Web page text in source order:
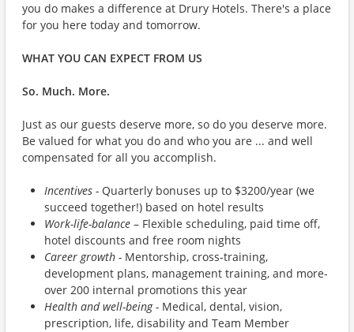
you do makes a difference at Drury Hotels. There's a place
for you here today and tomorrow.
WHAT YOU CAN EXPECT FROM US
So. Much. More.
Just as our guests deserve more, so do you deserve more.
Be valued for what you do and who you are ... and well
compensated for all you accomplish.
Incentives - Quarterly bonuses up to $3200/year (we
succeed together!) based on hotel results
Work-life-balance – Flexible scheduling, paid time off,
hotel discounts and free room nights
Career growth - Mentorship, cross-training,
development plans, management training, and more-
over 200 internal promotions this year
Health and well-being - Medical, dental, vision,
prescription, life, disability and Team Member